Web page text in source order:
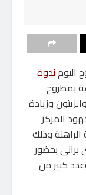
اليومندوة
بمطروح
وزيادة
المركز
الراهنة وذلك
بحضور
كبير من